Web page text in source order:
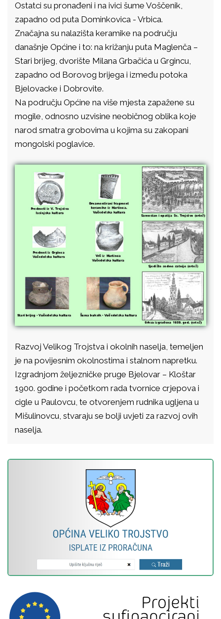
Ostatci su pronađeni i na ivici šume Voščenik,
zapadno od puta Dominkovica - Vrbica.
Značajna su nalazišta keramike na području
današnje Općine i to: na križanju puta Maglenča –
Stari brijeg, dvorište Milana Grbačića u Grgincu,
zapadno od Borovog brijega i između potoka
Bjelovacke i Dobrovite.
Na području Općine na više mjesta zapažene su
mogile, odnosno uzvisine neobičnog oblika koje
narod smatra grobovima u kojima su zakopani
mongolski poglavice.
Razvoj Velikog Trojstva i okolnih naselja, temeljen
je na povijesnim okolnostima i stalnom napretku.
Izgradnjom željezničke pruge Bjelovar – Kloštar
1900. godine i početkom rada tvornice crjepova i
cigle u Paulovcu, te otvorenjem rudnika ugljena u
Mišulinovcu, stvaraju se bolji uvjeti za razvoj ovih
naselja.